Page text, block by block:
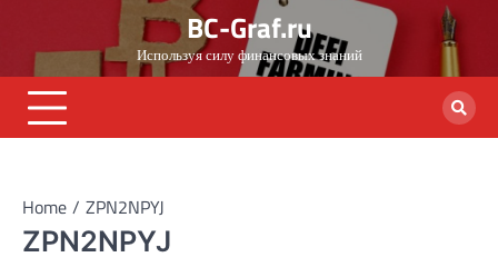
content
BC-Graf.ru
Используя силу финансовых знаний
Home ZPN2NPYJ
ZPN2NPYJ